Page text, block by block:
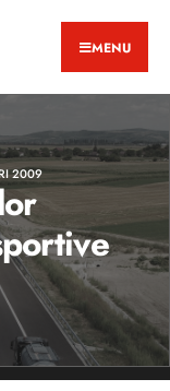
MENU
2009